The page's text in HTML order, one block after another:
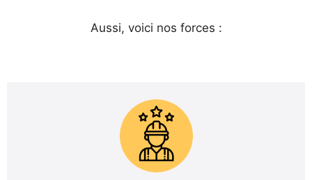
Aussi, voici nos forces :